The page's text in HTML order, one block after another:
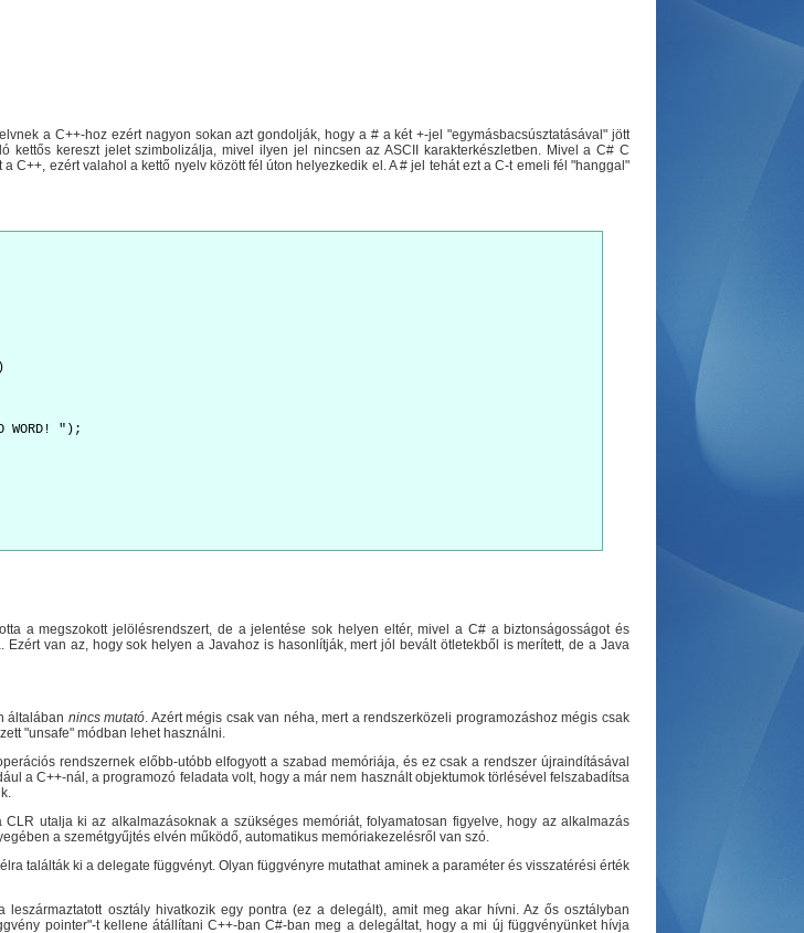
a C++-hoz ezért nagyon sokan azt gondolják, hogy a # a két +-jel "egymásbacsúsztatásával" jött
kettős kereszt jelet szimbolizálja, mivel ilyen jel nincsen az ASCII karakterkészletben. Mivel a C# C
C++, ezért valahol a kettő nyelv között fél úton helyezkedik el. A # jel tehát ezt a C-t emeli fél "hanggal"
WORD! ");
a megszokott jelölésrendszert, de a jelentése sok helyen eltér, mivel a C# a biztonságosságot és
van az, hogy sok helyen a Javahoz is hasonlítják, mert jól bevált ötletekből is merített, de a Java
általában nincs mutató. Azért mégis csak van néha, mert a rendszerközeli programozáshoz mégis csak
"unsafe" módban lehet használni.
rendszernek előbb-utóbb elfogyott a szabad memóriája, és ez csak a rendszer újraindításával
a C++-nál, a programozó feladata volt, hogy a már nem használt objektumok törlésével felszabadítsa
utalja ki az alkalmazásoknak a szükséges memóriát, folyamatosan figyelve, hogy az alkalmazás
a szemétgyűjtés elvén működő, automatikus memóriakezelésről van szó.
találták ki a delegate függvényt. Olyan függvényre mutathat aminek a paraméter és visszatérési érték
osztály hivatkozik egy pontra (ez a delegált), amit meg akar hívni. Az ős osztályban
pointer"-t kellene átállítani C++-ban C#-ban meg a delegáltat, hogy a mi új függvényünket hívja